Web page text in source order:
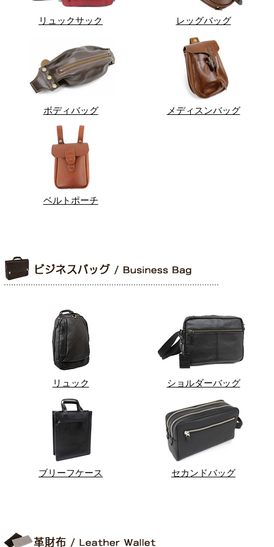
リュックサック レッグバッグ
ボディバッグ メディスンバッグ
ベルトポーチ
リュック ショルダーバッグ
ブリーフケース セカンドバッグ